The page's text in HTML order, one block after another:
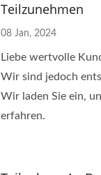
Teilzunehmen
08 Jan, 2024
Liebe wertvolle
Wir sind jedoch
Wir laden Sie ein,
erfahren.